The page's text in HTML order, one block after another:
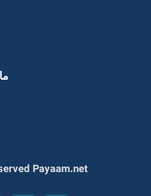
Copyright © 2023, All Rights Reserved Payaam.net